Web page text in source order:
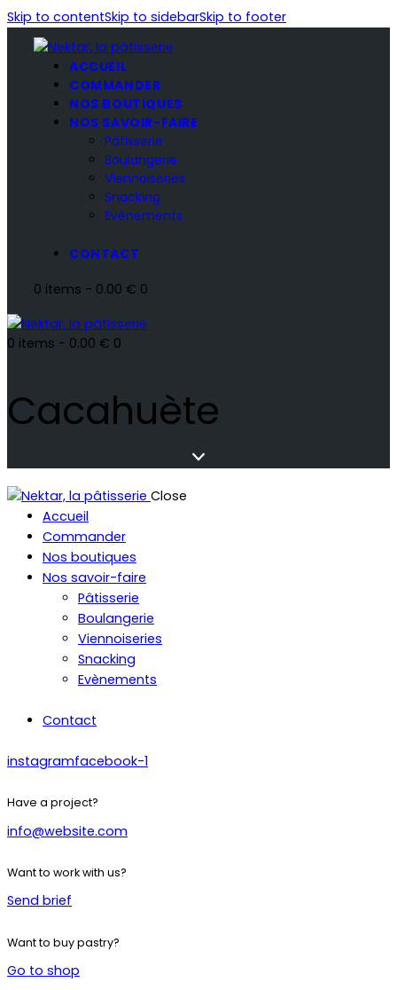
Skip to contentSkip to sidebarSkip to footer
ACCUEIL
COMMANDER
NOS BOUTIQUES
NOS SAVOIR-FAIRE
Pâtisserie
Boulangerie
Viennoiseries
Snacking
Evènements
CONTACT
0 items - 0.00 € 0
0 items - 0.00 € 0
Cacahuète
Close
Accueil
Commander
Nos boutiques
Nos savoir-faire
Pâtisserie
Boulangerie
Viennoiseries
Snacking
Evènements
Contact
instagramfacebook-1
Have a project?
info@website.com
Want to work with us?
Send brief
Want to buy pastry?
Go to shop